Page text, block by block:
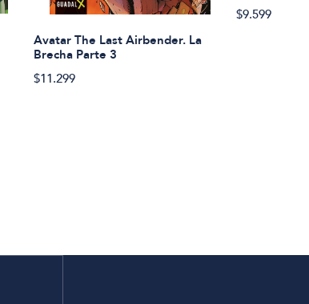
Avatar The Last Airbender. La
Brecha Parte 3
$11.299
$9.599